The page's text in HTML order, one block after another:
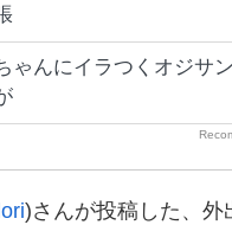
ゃんにイラつくオジサン
)さんが投稿した、外